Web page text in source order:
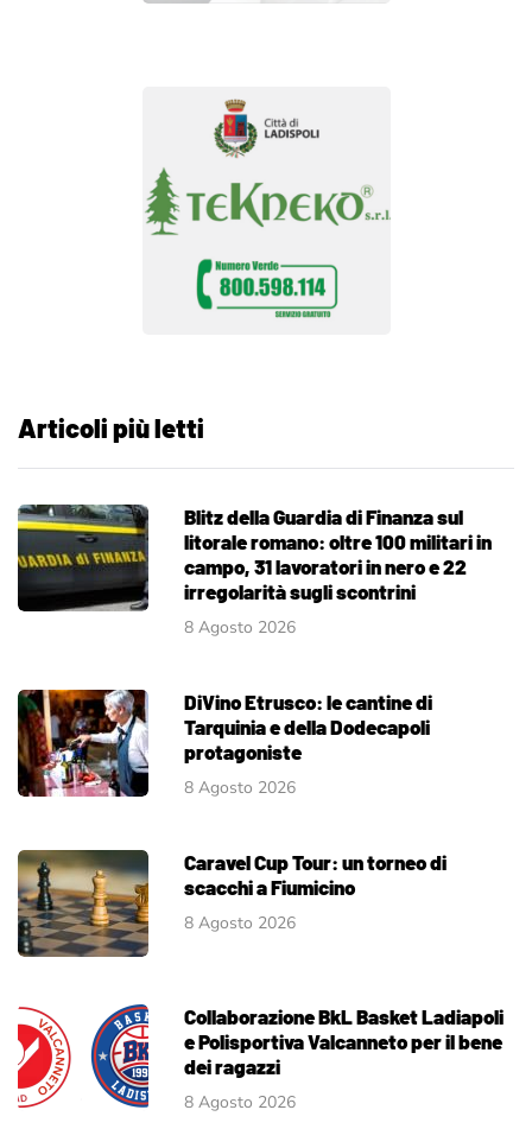
Articoli più letti
Blitz della Guardia di Finanza sul
litorale romano: oltre 100 militari in
campo, 31 lavoratori in nero e 22
irregolarità sugli scontrini
8 Agosto 2026
DiVino Etrusco: le cantine di
Tarquinia e della Dodecapoli
protagoniste
8 Agosto 2026
Caravel Cup Tour: un torneo di
scacchi a Fiumicino
8 Agosto 2026
Collaborazione BkL Basket Ladiapoli
e Polisportiva Valcanneto per il bene
dei ragazzi
8 Agosto 2026